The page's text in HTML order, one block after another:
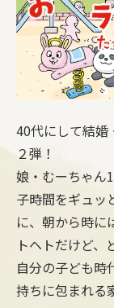
40代にして結
２弾！
娘・むーちゃん
子時間をギュッ
に、朝から時に
トヘトだけど、
自分の子ども時
持ちに包まれる